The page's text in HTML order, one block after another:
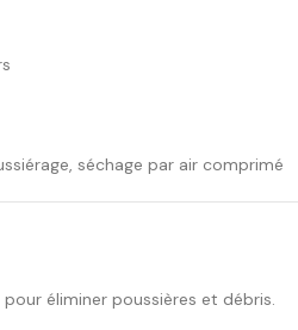
séchage par air comprimé
pour éliminer poussières et débris.